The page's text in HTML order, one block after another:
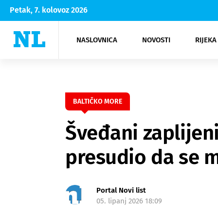
Petak, 7. kolovoz 2026
NASLOVNICA NOVOSTI
Rijeka Opatija
NK
Moda
Kultura
BALTIČKO MORE
Šveđani
presudio da se
Portal Novi list
05. lipanj 2026 18:09